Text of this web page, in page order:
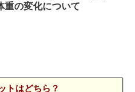
重の変化について
トはどちら？